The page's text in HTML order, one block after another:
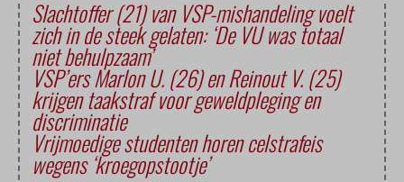
Slachtoffer (21) van VSP-mishandeling voelt
zich in de steek gelaten: ‘De VU was totaal
niet behulpzaam’
VSP’ers Marlon U. (26) en Reinout V. (25)
krijgen taakstraf voor geweldpleging en
discriminatie
Vrijmoedige studenten horen celstrafeis
wegens ‘kroegopstootje’